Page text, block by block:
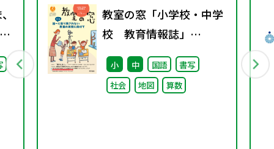
教室の窓「小学校・中学
校 教育情報誌」
vol.74 2025年1月発行
小 中 国語
書写
社会
地図 算数